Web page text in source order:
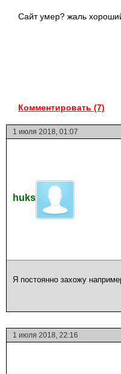
Сайт умер? жаль
Комментировать (7)
1 июля 2018, 01:07
huks
Я постоянно захожу
1 июля 2018, 22:16